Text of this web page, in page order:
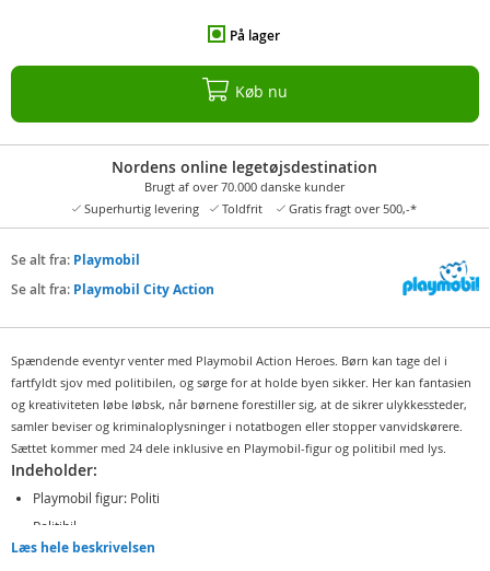
På lager
Køb nu
Nordens online legetøjsdestination
Brugt af over 70.000 danske kunder
Superhurtig levering
Toldfrit Gratis fragt over 500,-*
Se alt fra: Playmobil
Se alt fra: Playmobil City Action
Spændende eventyr venter med Playmobil Action Heroes. Børn kan tage del i
fartfyldt sjov med politibilen, og sørge for at holde byen sikker. Her kan fantasien
og kreativiteten løbe løbsk, når børnene forestiller sig, at de sikrer ulykkessteder,
samler beviser og kriminaloplysninger i notatbogen eller stopper vanvidskørere.
Sættet kommer med 24 dele inklusive en Playmobil-figur og politibil med lys.
Indeholder:
Playmobil figur: Politi
Politibil
Tilbehør som kegler, laptop, skilt, våben og mere
Læs hele beskrivelsen